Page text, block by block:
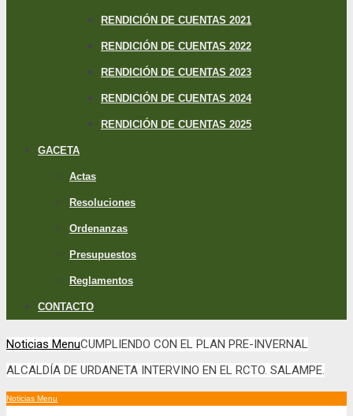
RENDICIÓN DE CUENTAS 2021
RENDICIÓN DE CUENTAS 2022
RENDICIÓN DE CUENTAS 2023
RENDICIÓN DE CUENTAS 2024
RENDICIÓN DE CUENTAS 2025
GACETA
Actas
Resoluciones
Ordenanzas
Presupuestos
Reglamentos
CONTACTO
Noticias MenuCUMPLIENDO CON EL PLAN PRE-INVERNAL
ALCALDÍA DE URDANETA INTERVINO EN EL RCTO. SALAMPE.
Noticias Menu